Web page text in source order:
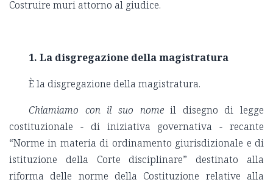
Costruire muri attorno al giudice.
1. La disgregazione della magistratura
È la disgregazione della magistratura.
Chiamiamo con il suo nomeil disegno di legge
costituzionale - di iniziativa governativa - recante
“Norme in materia di ordinamento giurisdizionale e di
istituzione della Corte disciplinare” destinato alla
riforma delle norme della Costituzione relative alla